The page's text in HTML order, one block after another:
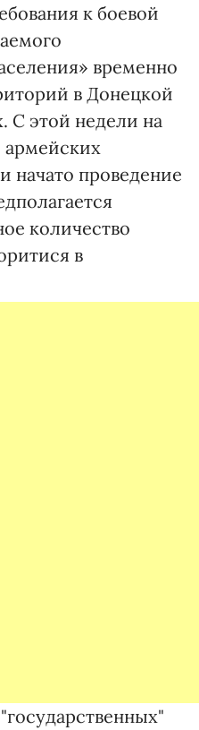
к боевой
временно
в Донецкой
С этой недели на
армейских
начато проведение
количество
в